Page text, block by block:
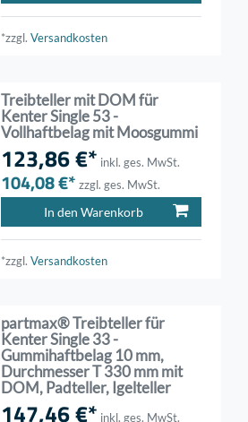
*zzgl.Versandkosten
Treibteller mit DOM für
Kenter Single 53 -
Vollhaftbelag mit Moosgummi
123,86 €* inkl. ges. MwSt.
104,08 €* zzgl. ges. MwSt.
In den Warenkorb
*zzgl.Versandkosten
partmax® Treibteller für
Kenter Single 33 -
Gummihaftbelag 10 mm,
Durchmesser T 330 mm mit
DOM, Padteller, Igelteller
147,46 €* inkl. ges. MwSt.